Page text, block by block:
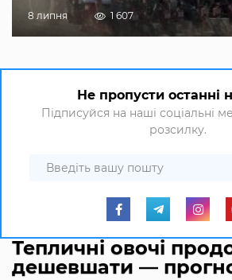
8 липня 1 607
Не пропусти останні
Підписуйся на наші соціальні
розсилку.
Тепличні овочі
дешевшати —